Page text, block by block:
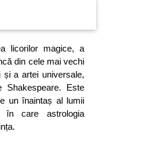
licorilor magice, a
din cele mai vechi
a artei universale,
Shakespeare. Este
un înaintaș al lumii
în care astrologia